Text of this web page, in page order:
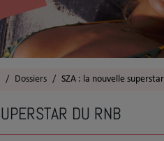
Dossiers SZA : la nouvelle
DU RNB